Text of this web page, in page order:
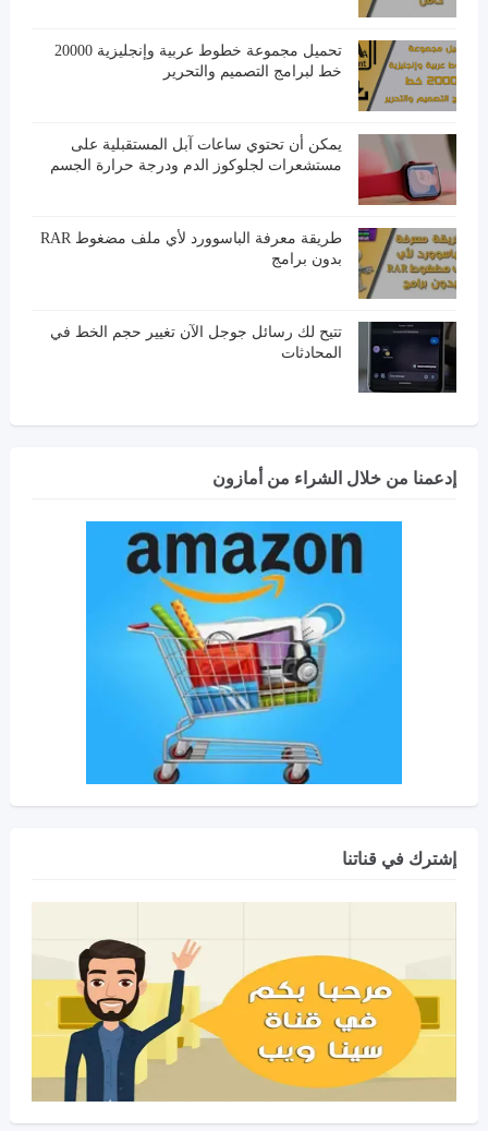
تحميل مجموعة خطوط عربية وإنجليزية 20000
خط لبرامج التصميم والتحرير
يمكن أن تحتوي ساعات آبل المستقبلية على
مستشعرات لجلوكوز الدم ودرجة حرارة الجسم
طريقة معرفة الباسوورد لأي ملف مضغوط RAR
بدون برامج
تتيح لك رسائل جوجل الآن تغيير حجم الخط في
المحادثات
إدعمنا من خلال الشراء من أمازون
إشترك في قناتنا